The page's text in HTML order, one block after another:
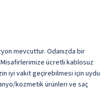
mevcuttur. Odanızda bir
ücretli kablosuz
iyi vakit geçirebilmesi için uydu
kozmetik ürünleri ve saç